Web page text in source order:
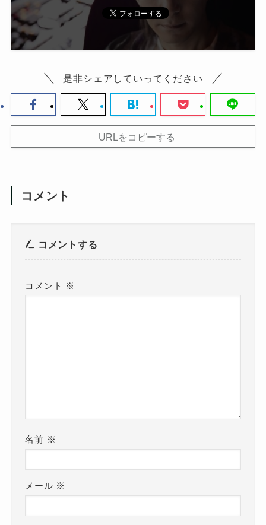
是非シェアしていってください
URLをコピーする
コメント
コメントする
コメント ※
名前 ※
メール ※